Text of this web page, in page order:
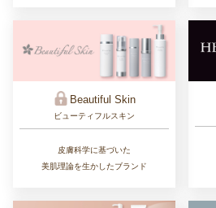
Beautiful Skin
ビューティフルスキン
皮膚科学に基づいた
美肌理論を生かしたブランド